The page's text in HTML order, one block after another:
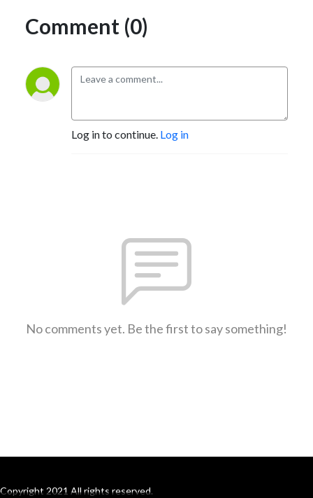
Comment (0)
Log in to continue. Log in
No comments yet. Be the first to say something!
Copyright 2021 All rights reserved.